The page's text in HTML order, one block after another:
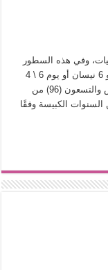
وفي هذه السطور
نحكي حكايات الأيام.. واليوم هو 6 إبريل. 6 أبريل أو 6 نيسان أو يوم 6 \ 4
(اليوم السادس من الشهر الرابع) هو اليوم السادس والتسعون (96) من
أو اليوم السابع والتسعون (97) من السنوات الكبيسة وفقًا